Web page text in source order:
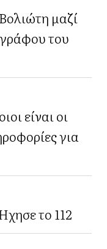
μαζί
του
είναι οι
για
το 112